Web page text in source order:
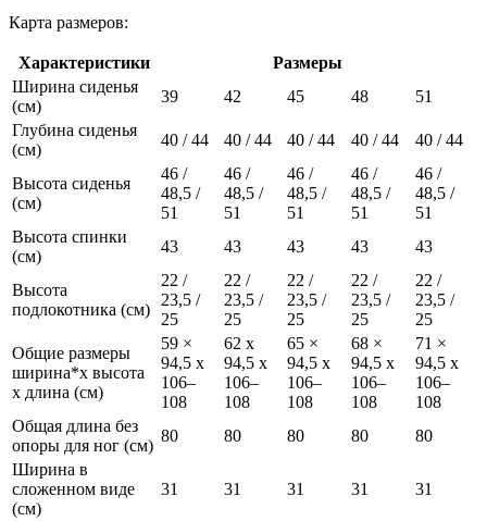
Карта размеров:
Характеристики
Размеры
Ширина сиденья
(см)
39 42 45 48
51
Глубина сиденья
(см)
40 / 44 40 / 44 40 / 44 40 / 44 40 / 44
Высота сиденья
(см)
46 /
48,5 /
51
46 /
48,5 /
51
46 /
48,5 /
51
46 /
48,5 /
51
46 /
48,5 /
51
Высота спинки
(см)
43 43 43 43 43
Высота
подлокотника (см)
22 /
23,5 /
25
22 /
23,5 /
25
22 /
23,5 /
25
22 /
23,5 /
25
22 /
23,5 /
25
Общие размеры
ширина*х высота
х длина (см)
59 ×
94,5 x
106–
108
62 x
94,5 x
106–
108
65 ×
94,5 x
106–
108
68 ×
94,5 x
106–
108
71 ×
94,5 x
106–
108
Общая длина без
опоры для ног (см)
80 80 80 80
80
Ширина в
сложенном виде
(см)
31 31 31 31 31